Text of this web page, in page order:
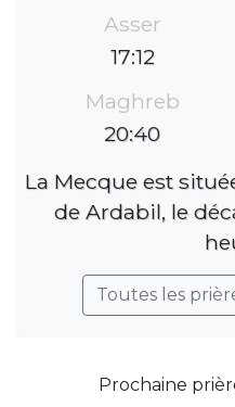
Asser
17:12
Maghreb
20:40
La Mecque est
de Ardabil, le
Toutes les
Prochaine